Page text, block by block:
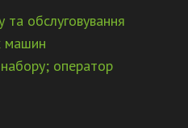
та обслуговування
машин
оператор